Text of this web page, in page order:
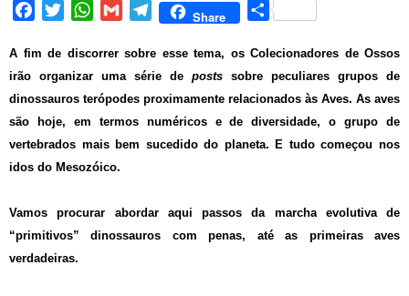
c
e
b
o
o
k
t
t
r
W
a
s
A
p
p
G
a
i
l
T
l
e
g
r
a
Share
S
a
r
e
A fim de discorrer sobre esse tema, os Colecionadores de Ossos
irão organizar uma série de posts sobre peculiares grupos de
dinossauros terópodes proximamente relacionados às Aves. As aves
são hoje, em termos numéricos e de diversidade, o grupo de
vertebrados mais bem sucedido do planeta. E tudo começou nos
idos do Mesozóico.
Vamos procurar abordar aqui passos da marcha evolutiva de
“primitivos” dinossauros com penas, até as primeiras aves
verdadeiras.